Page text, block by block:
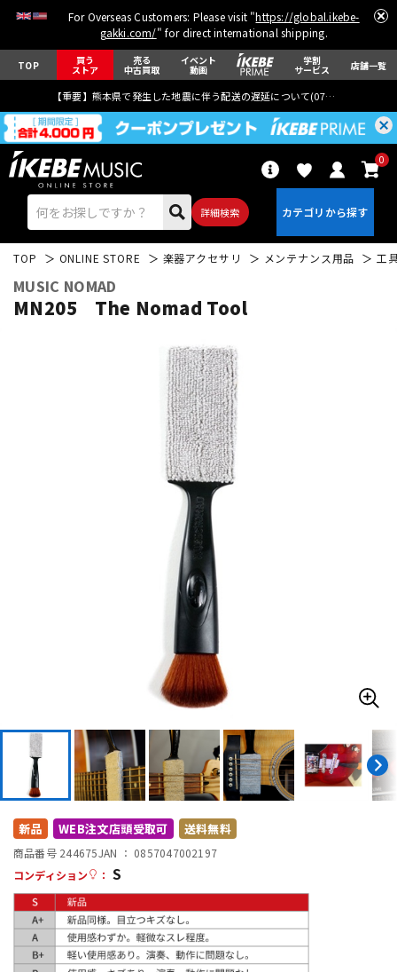
For Overseas Customers: Please visit "https://global.ikebe-
gakki.com/" for direct international shipping.
TOP 買う
ストア
売る
中古買取
イベント
動画
学割
サービス 店舗一覧
【重要】熊本県で発生した地震に伴う配送の遅延について(07月29日
詳細検索
0
DJ機器 DTM
配信/ライブ機器
中古
TOP ONLINE STORE 楽器アクセサリ メンテナンス用品 工
MUSIC NOMAD
MN205 The Nomad Tool
新品 WEB注文店頭受取可 送料無料
商品番号 244675JAN ： 0857047002197
コンディション
： S